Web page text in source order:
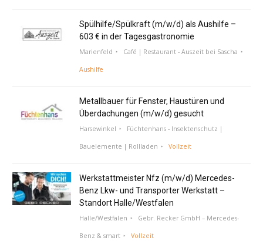
Spülhilfe/Spülkraft (m/w/d) als Aushilfe –
603 € in der Tagesgastronomie
Marienfeld Café | Restaurant - Auszeit bei Sascha
Aushilfe
Metallbauer für Fenster, Haustüren und
Überdachungen (m/w/d) gesucht
Harsewinkel Füchtenhans - Insektenschutz |
Bauelemente | Rollladen Vollzeit
Werkstattmeister Nfz (m/w/d) Mercedes-
Benz Lkw- und Transporter Werkstatt –
Standort Halle/Westfalen
Halle/Westfalen Gebr. Recker GmbH – Mercedes-
Benz & smart Vollzeit